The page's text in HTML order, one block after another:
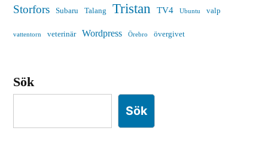
Storfors Subaru Talang Tristan TV4 Ubuntu valp
vattentorn veterinär Wordpress Örebro övergivet
Sök
Sök